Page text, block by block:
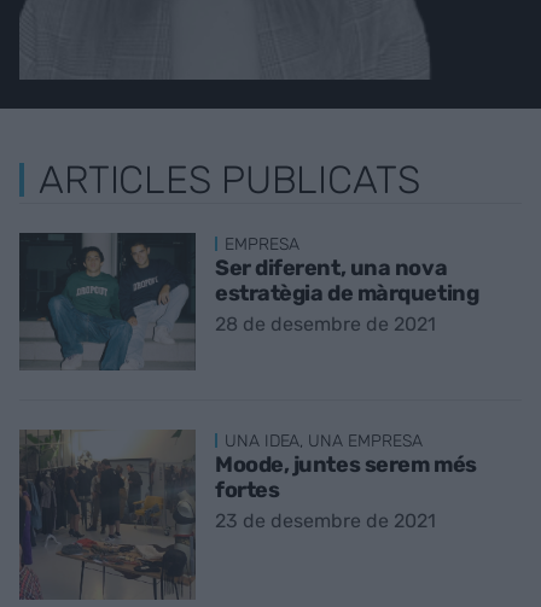
ARTICLES PUBLICATS
EMPRESA
Ser diferent, una nova
estratègia de màrqueting
28 de desembre de 2021
UNA IDEA, UNA EMPRESA
Moode, juntes serem més
fortes
23 de desembre de 2021